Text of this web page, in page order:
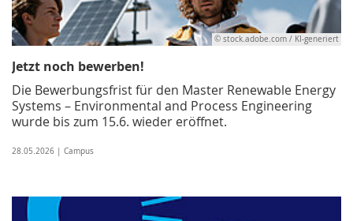
© stock.adobe.com / KI-generiert
Jetzt noch bewerben!
Die Bewerbungsfrist für den Master Renewable Energy
Systems – Environmental and Process Engineering
wurde bis zum 15.6. wieder eröffnet.
28.05.2026 | Campus